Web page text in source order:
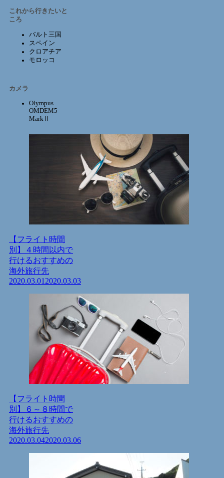
これから行きたいと
ころ
バルト三国
スペイン
クロアチア
モロッコ
カメラ
Olympus
OMDEM5
MarkⅡ
【フライト時間
別】４時間以内で
行けるおすすめの
海外旅行先
2020.03.01 2020.03.03
【フライト時間
別】６～８時間で
行けるおすすめの
海外旅行先
2020.03.042020.03.06